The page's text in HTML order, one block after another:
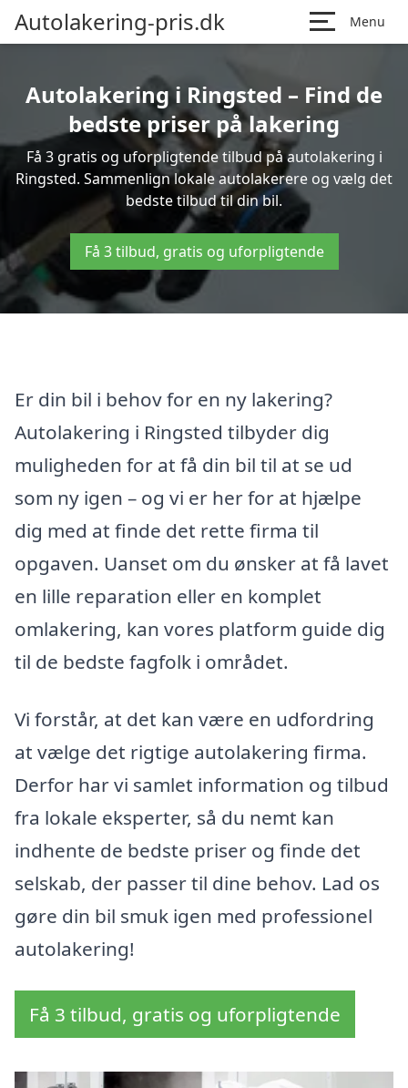
Autolakering-pris.dk Menu
Autolakering i Ringsted – Find de
bedste priser på lakering
Få 3 gratis og uforpligtende tilbud på autolakering i
Ringsted. Sammenlign lokale autolakerere og vælg det
bedste tilbud til din bil.
Få 3 tilbud, gratis og uforpligtende
Er din bil i behov for en ny lakering?
Autolakering i Ringsted tilbyder dig
muligheden for at få din bil til at se ud
som ny igen – og vi er her for at hjælpe
dig med at finde det rette firma til
opgaven. Uanset om du ønsker at få lavet
en lille reparation eller en komplet
omlakering, kan vores platform guide dig
til de bedste fagfolk i området.
Vi forstår, at det kan være en udfordring
at vælge det rigtige autolakering firma.
Derfor har vi samlet information og tilbud
fra lokale eksperter, så du nemt kan
indhente de bedste priser og finde det
selskab, der passer til dine behov. Lad os
gøre din bil smuk igen med professionel
autolakering!
Få 3 tilbud, gratis og uforpligtende